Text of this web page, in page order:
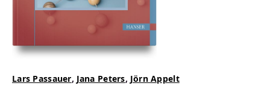
Lars Passauer, Jana Peters, Jörn Appelt